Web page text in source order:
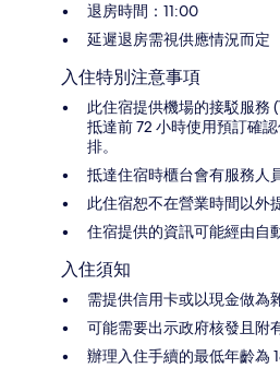
退房時間：11:00
延遲退房需視供應情況而定
入住特別注意事項
此住宿提供機場的接駁服務
抵達前 72 小時使用預訂確
排。
抵達住宿時櫃台會有服務人
此住宿恕不在營業時間以外
住宿提供的資訊可能經由自
入住須知
需提供信用卡或以現金做為
可能需要出示政府核發且附
辦理入住手續的最低年齡為